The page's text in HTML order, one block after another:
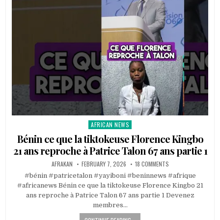
Posted
in
AFRICAN NEWS
Bénin ce que la tiktokeuse Florence Kingbo
21 ans reproche à Patrice Talon 67 ans partie 1
AFRAKAN FEBRUARY 7, 2026 18 COMMENTS
#bénin #patricetalon #yayiboni #beninnews #afrique
#africanews Bénin ce que la tiktokeuse Florence Kingbo 21
ans reproche à Patrice Talon 67 ans partie 1 Devenez
membres…